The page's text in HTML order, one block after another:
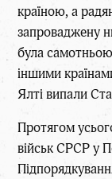
країною, а
запроваджену
була самотньою
іншими
Ялті випали
Протягом
військ СРСР у